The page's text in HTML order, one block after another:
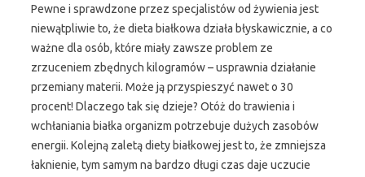
Pewne i sprawdzone przez specjalistów od żywienia jest
niewątpliwie to, że dieta białkowa działa błyskawicznie, a co
ważne dla osób, które miały zawsze problem ze
zrzuceniem zbędnych kilogramów – usprawnia działanie
przemiany materii. Może ją przyspieszyć nawet o 30
procent! Dlaczego tak się dzieje? Otóż do trawienia i
wchłaniania białka organizm potrzebuje dużych zasobów
energii. Kolejną zaletą diety białkowej jest to, że zmniejsza
łaknienie, tym samym na bardzo długi czas daje uczucie